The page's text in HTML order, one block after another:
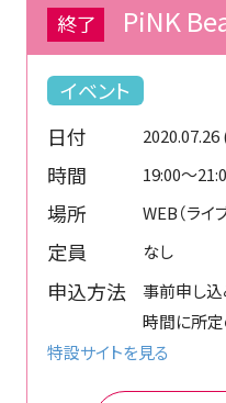
終了 PiNK
イベント
日付
2020.07.26
時間 19:00～
場所 WEB（ライ
定員 なし
申込方法
事前申し込
時間に所定
特設サイトを見る